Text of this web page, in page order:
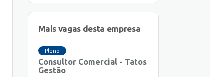
Mais vagas desta empresa
Pleno
Consultor Comercial - Tatos
Gestão